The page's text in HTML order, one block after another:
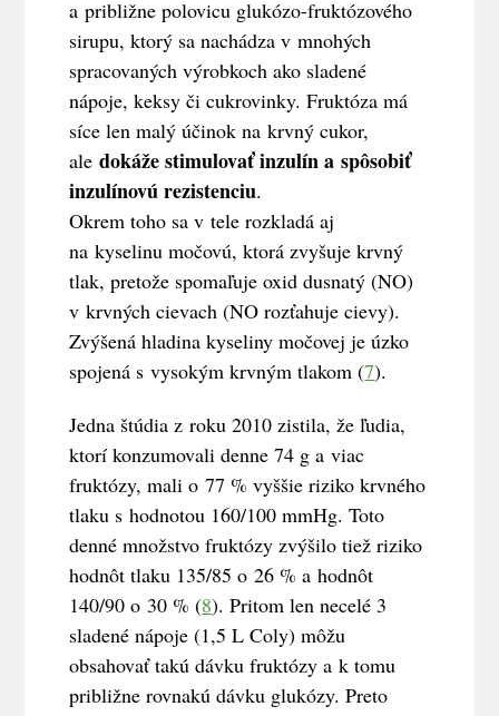
a približne polovicu glukózo-fruktózového
sirupu, ktorý sa nachádza v mnohých
spracovaných výrobkoch ako sladené
nápoje, keksy či cukrovinky. Fruktóza má
síce len malý účinok na krvný cukor,
aledokáže stimulovať inzulín a spôsobiť
inzulínovú rezistenciu.
Okrem toho sa v tele rozkladá aj
na kyselinu močovú, ktorá zvyšuje krvný
tlak, pretože spomaľuje oxid dusnatý (NO)
v krvných cievach (NO rozťahuje cievy).
Zvýšená hladina kyseliny močovej je úzko
spojená s vysokým krvným tlakom (7).
Jedna štúdia z roku 2010 zistila, že ľudia,
ktorí konzumovali denne 74 g a viac
fruktózy, mali o 77 % vyššie riziko krvného
tlaku s hodnotou 160/100 mmHg. Toto
denné množstvo fruktózy zvýšilo tiež riziko
hodnôt tlaku 135/85 o 26 % a hodnôt
140/90 o 30 % (8). Pritom len necelé 3
sladené nápoje (1,5 L Coly) môžu
obsahovať takú dávku fruktózy a k tomu
približne rovnakú dávku glukózy. Preto